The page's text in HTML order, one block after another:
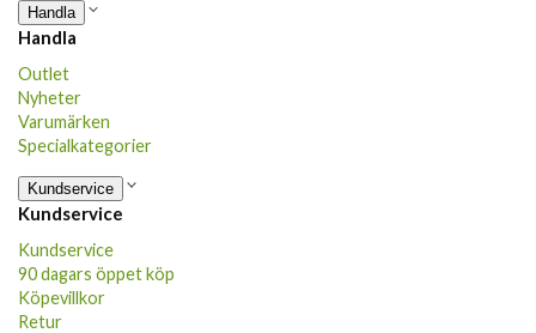
Handla
Handla
Outlet
Nyheter
Varumärken
Specialkategorier
Kundservice
Kundservice
Kundservice
90 dagars öppet köp
Köpevillkor
Retur